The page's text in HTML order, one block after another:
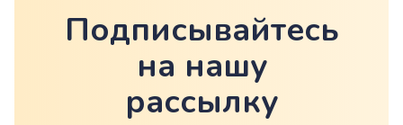
Подписывайтесь
на нашу
рассылку